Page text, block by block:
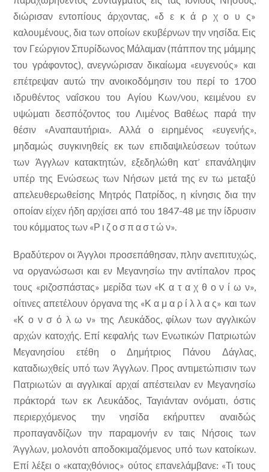
διώρισαν εντοπίους άρχοντας, «δ ε κ ά ρ χ ο υ ς»
καλουμένους, δια των οποίων εκυβέρνων την νησίδα. Εις
τον Γεώργιον Σπυρίδωνος Μάλαμαν (πάππον της μάμμης
του γράφοντος), ανεγνώρισαν δικαίωμα «ευγενούς» και
επέτρεψαν αυτώ την ανοικοδόμησιν του περί το 1700
ιδρυθέντος ναΐσκου του Αγίου Κων/νου, κειμένου εν
υψώματι δεσπόζοντος του Λιμένος Βαθέως παρά την
θέσιν «Αναπαυτήρια». Αλλά ο ειρημένος «ευγενής»,
μηδαμώς συγκινηθείς εκ των επιδαψιλεύσεων τούτων
των Άγγλων κατακτητών, εξεδηλώθη κατ’ επανάληψιν
υπέρ της Ενώσεως των Νήσων μετά της εν τω μεταξύ
απελευθερωθείσης Μητρός Πατρίδος, η κίνησις δια την
οποίαν είχεν ήδη αρχίσει από του 1847-48 με την ίδρυσιν
του κόμματος των «Ρ ι ζ ο σ π α σ τ ώ ν».
Βραδύτερον οι Άγγλοι προσεπάθησαν, πλην ανεπιτυχώς,
να οργανώσωσι και εν Μεγανησίω την αντίπαλον προς
τους «ριζοσπάστας» μερίδα των «Κ α τ α χ θ ο ν ί ω ν»,
οίτινες απετέλουν όργανα της «Κ α μ α ρ ί λ λ α ς» και των
«Κ ο ν σ ό λ ω ν» της Λευκάδος, φίλων των αγγλικών
αρχών κατοχής. Επί κεφαλής των Ενωτικών Πατριωτών
Μεγανησίου ετέθη ο Δημήτριος Πάνου Δάγλας,
καταδιωχθείς υπό των Άγγλων. Προς αντιμετώπισιν των
Πατριωτών αι αγγλικαί αρχαί απέστειλαν εν Μεγανησίω
πράκτορά των εκ Λευκάδος, Ταγιάνταν ονόματι, όστις
περιερχόμενος την νησίδα εκήρυττεν αναιδώς
προπαγανδίζων την παραμονήν εν ταις Νήσοις των
Άγγλων, μολονότι αποδοκιμαζόμενος υπό των κατοίκων.
Επί λέξει ο «καταχθόνιος» ούτος επανελάμβανε: «Τι τους